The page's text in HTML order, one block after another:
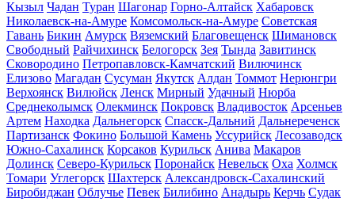
Кызыл Чадан Туран Шагонар Горно-Алтайск Хабаровск
Николаевск-на-Амуре Комсомольск-на-Амуре Советская
Гавань Бикин Амурск Вяземский Благовещенск Шимановск
Свободный Райчихинск Белогорск Зея Тында Завитинск
Сковородино Петропавловск-Камчатский Вилючинск
Елизово Магадан Сусуман Якутск Алдан Томмот Нерюнгри
Верхоянск Вилюйск Ленск Мирный Удачный Нюрба
Среднеколымск Олекминск Покровск Владивосток Арсеньев
Артем Находка Дальнегорск Спасск-Дальний Дальнереченск
Партизанск Фокино Большой Камень Уссурийск Лесозаводск
Южно-Сахалинск Корсаков Курильск Анива Макаров
Долинск Северо-Курильск Поронайск Невельск Оха Холмск
Томари Углегорск Шахтерск Александровск-Сахалинский
Биробиджан Облучье Певек Билибино Анадырь Керчь Судак